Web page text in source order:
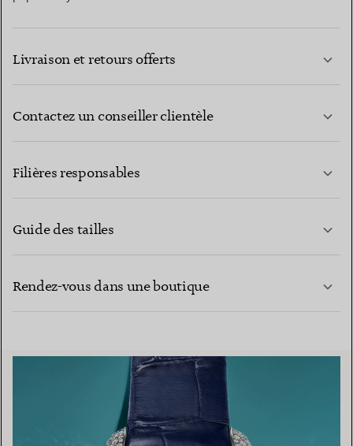
Livraison et retours offerts
Contactez un conseiller clientèle
Filières responsables
Guide des tailles
Rendez-vous dans une boutique
TROUVEZ LA BOUTIQUE LA PLUS PROCHE